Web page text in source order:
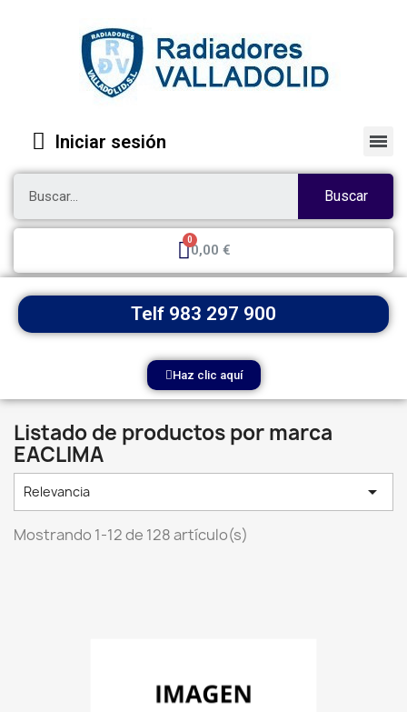
Iniciar sesión
Buscar
0,00 €
Telf 983 297 900
Haz clic aquí
Listado de productos por marca
EACLIMA
Relevancia 
Mostrando 1-12 de 128 artículo(s)